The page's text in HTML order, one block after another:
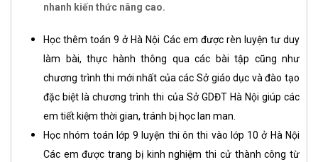
nhanh kiến thức nâng cao.
Học thêm toán 9 ở Hà Nội Các em được rèn luyện tư duy
làm bài, thực hành thông qua các bài tập cũng như
chương trình thi mới nhất của các Sở giáo dục và đào tạo
đặc biệt là chương trình thi của Sở GDĐT Hà Nội giúp các
em tiết kiệm thời gian, tránh bị học lan man.
Học nhóm toán lớp 9 luyện thi ôn thi vào lớp 10 ở Hà Nội
Các em được trang bị kinh nghiệm thi cử thành công từ